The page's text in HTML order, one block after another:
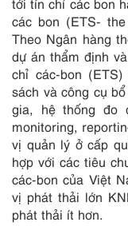
các bon (ETS-
Theo Ngân hàng
dự án thẩm định
chỉ các-bon
sách và công cụ
gia, hệ thống đo
monitoring,
vị quản lý ở cấp
hợp với các tiêu
các-bon của Việt
vị phát thải lớn
phát thải ít hơn.